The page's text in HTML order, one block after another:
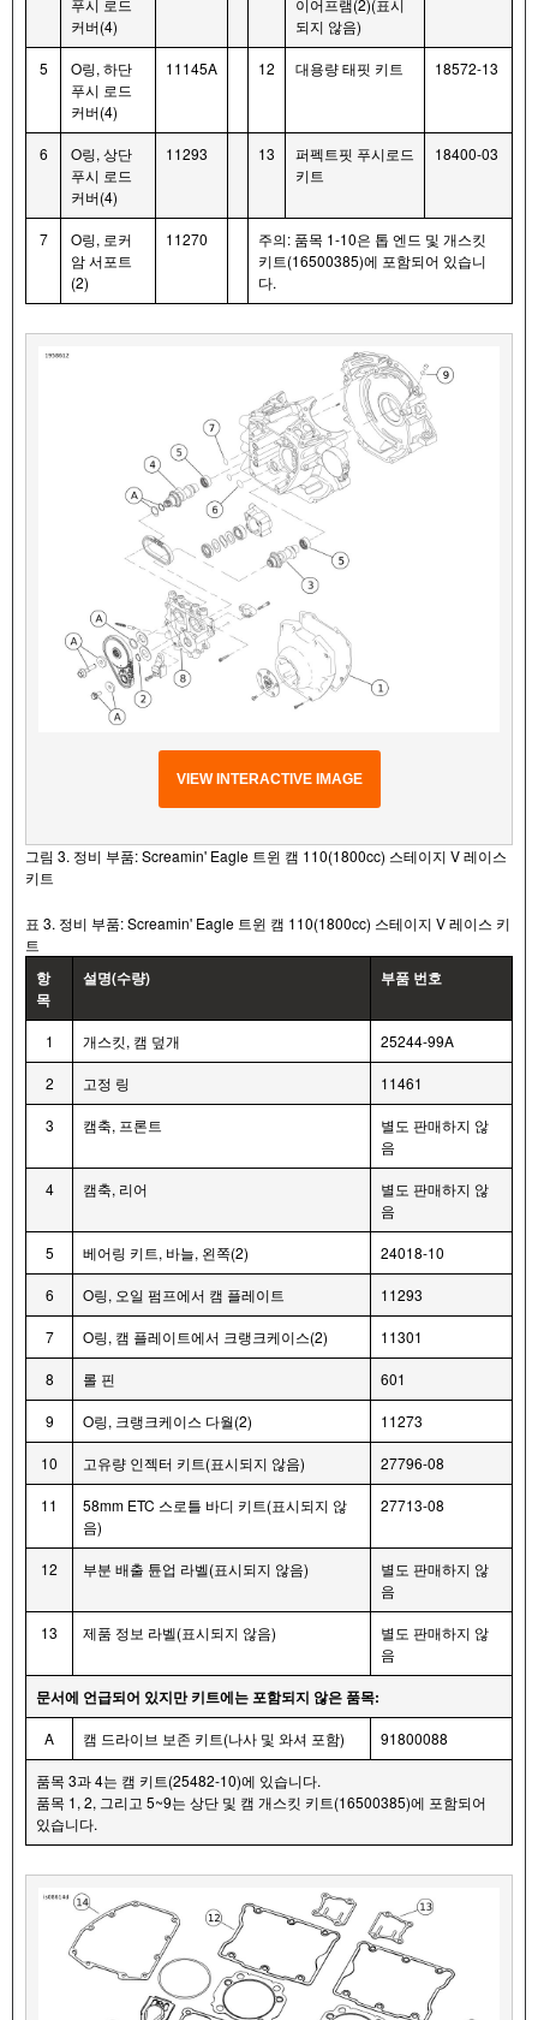
커버(4)
되지 않음)
5
O링, 하단
푸시 로드
커버(4)
11145A 12 대용량 태핏 키트 18572-13
6
O링, 상단
푸시 로드
커버(4)
11293 13
퍼펙트핏 푸시로드
키트
18400-03
7
O링, 로커
암 서포트
(2)
11270
주의: 품목 1-10은 톱 엔드 및 개스킷
키트(16500385)에 포함되어 있습니
다.
VIEW INTERACTIVE IMAGE
그림 3. 정비 부품: Screamin' Eagle 트윈 캠 110(1800cc) 스테이지 V 레이스
키트
표 3. 정비 부품: Screamin' Eagle 트윈 캠 110(1800cc) 스테이지 V 레이스 키
트
항
목
설명(수량) 부품 번호
1 개스킷, 캠 덮개 25244-99A
2 고정 링 11461
3 캠축, 프론트
별도 판매하지 않
음
4 캠축, 리어
별도 판매하지 않
음
5 베어링 키트, 바늘, 왼쪽(2) 24018-10
6 O링, 오일 펌프에서 캠 플레이트 11293
7 O링, 캠 플레이트에서 크랭크케이스(2) 11301
8 롤 핀 601
9 O링, 크랭크케이스 다월(2) 11273
10 고유량 인젝터 키트(표시되지 않음) 27796-08
11
58mm ETC 스로틀 바디 키트(표시되지 않
음)
27713-08
12 부분 배출 튠업 라벨(표시되지 않음)
별도 판매하지 않
음
13 제품 정보 라벨(표시되지 않음)
별도 판매하지 않
음
문서에 언급되어 있지만 키트에는 포함되지 않은 품목:
A 캠 드라이브 보존 키트(나사 및 와셔 포함) 91800088
품목 3과 4는 캠 키트(25482-10)에 있습니다.
품목 1, 2, 그리고 5~9는 상단 및 캠 개스킷 키트(16500385)에 포함되어
있습니다.